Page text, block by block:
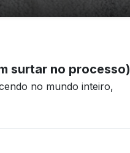
surtar no processo)
no mundo inteiro,